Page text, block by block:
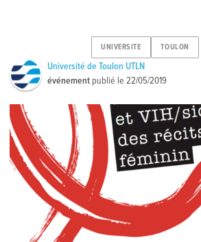
UNIVERSITE TOULON
Université de Toulon UTLN
événement publié le22/05/2019